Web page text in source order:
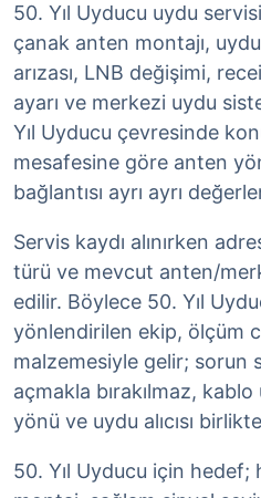
50. Yıl Uyducu uydu
çanak anten montajı,
arızası, LNB değişimi,
ayarı ve merkezi uydu
Yıl Uyducu çevresinde
mesafesine göre anten
bağlantısı ayrı ayrı
Servis kaydı alınırken
türü ve mevcut anten/
edilir. Böylece 50. Yıl
yönlendirilen ekip, ölçüm
malzemesiyle gelir; sorun
açmakla bırakılmaz,
yönü ve uydu alıcısı
50. Yıl Uyducu için hedef;